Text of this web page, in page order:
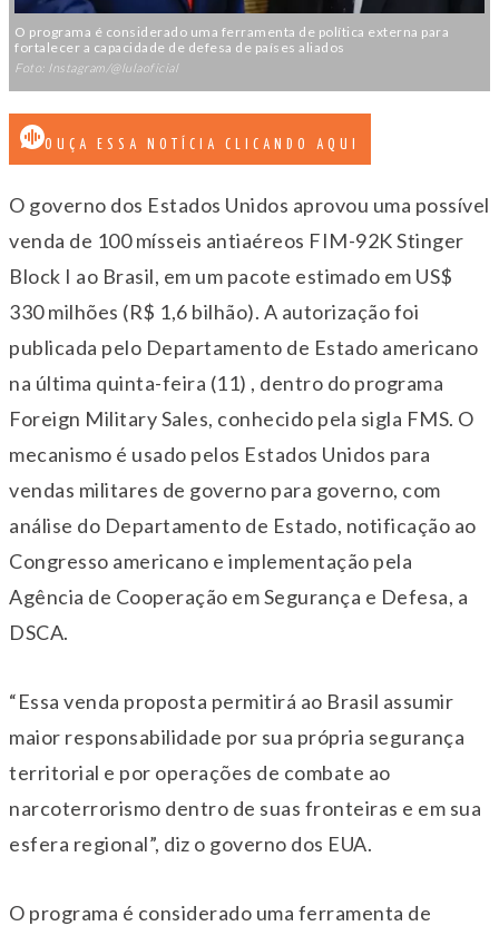
O programa é considerado uma ferramenta de política externa para
fortalecer a capacidade de defesa de países aliados
Foto: Instagram/@lulaoficial
OUÇA ESSA NOTÍCIA CLICANDO AQUI
O governo dos Estados Unidos aprovou uma possível
venda de 100 mísseis antiaéreos FIM-92K Stinger
Block I ao Brasil, em um pacote estimado em US$
330 milhões (R$ 1,6 bilhão). A autorização foi
publicada pelo Departamento de Estado americano
na última quinta-feira (11) , dentro do programa
Foreign Military Sales, conhecido pela sigla FMS. O
mecanismo é usado pelos Estados Unidos para
vendas militares de governo para governo, com
análise do Departamento de Estado, notificação ao
Congresso americano e implementação pela
Agência de Cooperação em Segurança e Defesa, a
DSCA.
“Essa venda proposta permitirá ao Brasil assumir
maior responsabilidade por sua própria segurança
territorial e por operações de combate ao
narcoterrorismo dentro de suas fronteiras e em sua
esfera regional”, diz o governo dos EUA.
O programa é considerado uma ferramenta de